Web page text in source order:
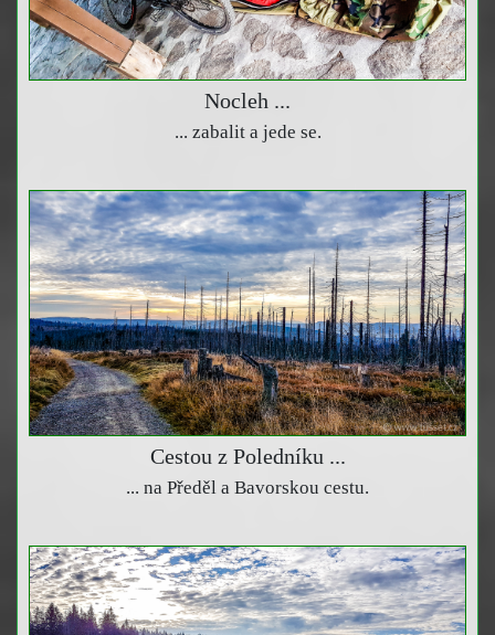
Nocleh ...
... zabalit a jede se.
Cestou z Poledníku ...
... na Předěl a Bavorskou cestu.